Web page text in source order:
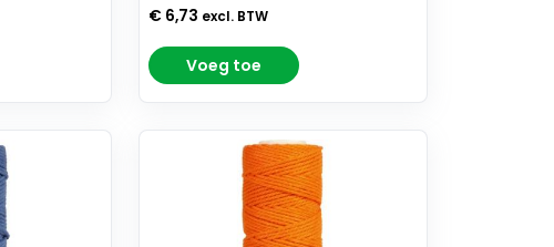
€ 6,73 excl. BTW
Voeg toe